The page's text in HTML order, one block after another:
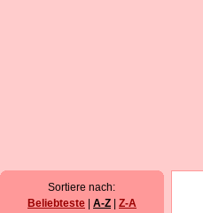
Sortiere nach:
Beliebteste
A-Z Z-A